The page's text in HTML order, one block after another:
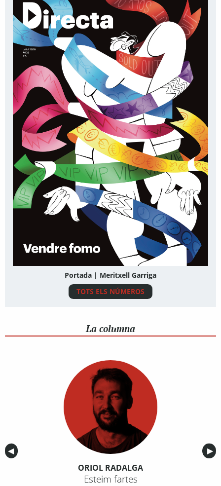
Portada | Meritxell Garriga
TOTS ELS NÚMEROS
La columna
Anterior
◀︎ ▶︎
ORIOL RADALGA
Esteim fartes